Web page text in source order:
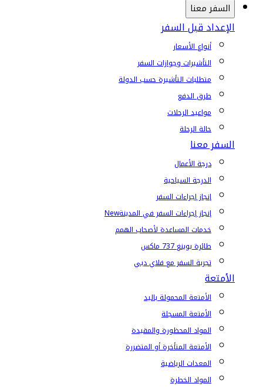
السفر معنا
الإعداد قبل السفر
أنواع الأسعار
التأشيرات وجوازات السفر
متطلبات التأشيرة حسب الدولة
طرق الدفع
مواعيد الرحلات
حالة الرحلة
السفر معنا
درجة الأعمال
الدرجة السياحية
إنجاز إجراءات السفر
إنجاز إجراءات السفر في المدينةNew
خدمات المساعدة لأصحاب الهمم
طائرة بوينغ 737 ماكس
تجربة السفر مع فلاي دبي
الأمتعة
الأمتعة المحمولة باليد
الأمتعة المسجلة
المواد المحظورة والمقيدة
الأمتعة المتأخرة أو المتضررة
المعدات الرياضية
المواد الخطرة